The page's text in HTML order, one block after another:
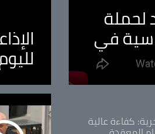
لحملة
في
كفاءة عالية